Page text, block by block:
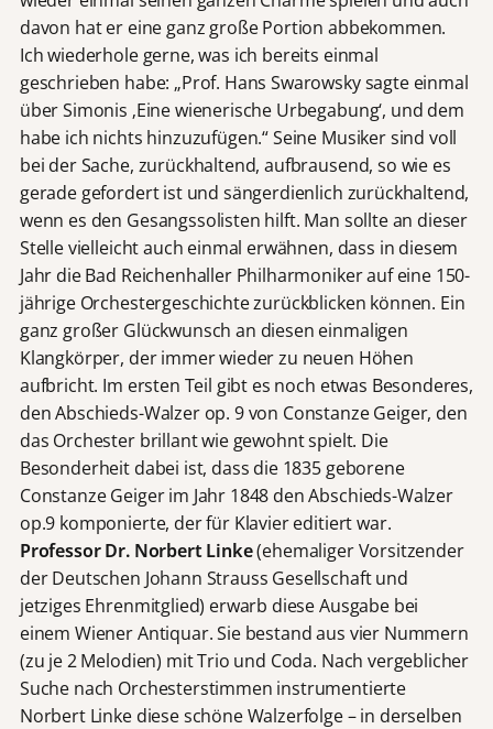
davon hat er eine ganz große Portion abbekommen.
Ich wiederhole gerne, was ich bereits einmal
geschrieben habe: „Prof. Hans Swarowsky sagte einmal
über Simonis ‚Eine wienerische Urbegabung‘, und dem
habe ich nichts hinzuzufügen.“ Seine Musiker sind voll
bei der Sache, zurückhaltend, aufbrausend, so wie es
gerade gefordert ist und sängerdienlich zurückhaltend,
wenn es den Gesangssolisten hilft. Man sollte an dieser
Stelle vielleicht auch einmal erwähnen, dass in diesem
Jahr die Bad Reichenhaller Philharmoniker auf eine 150-
jährige Orchestergeschichte zurückblicken können. Ein
ganz großer Glückwunsch an diesen einmaligen
Klangkörper, der immer wieder zu neuen Höhen
aufbricht. Im ersten Teil gibt es noch etwas Besonderes,
den Abschieds-Walzer op. 9 von Constanze Geiger, den
das Orchester brillant wie gewohnt spielt. Die
Besonderheit dabei ist, dass die 1835 geborene
Constanze Geiger im Jahr 1848 den Abschieds-Walzer
op.9 komponierte, der für Klavier editiert war.
Professor Dr. Norbert Linke(ehemaliger Vorsitzender
der Deutschen Johann Strauss Gesellschaft und
jetziges Ehrenmitglied) erwarb diese Ausgabe bei
einem Wiener Antiquar. Sie bestand aus vier Nummern
(zu je 2 Melodien) mit Trio und Coda. Nach vergeblicher
Suche nach Orchesterstimmen instrumentierte
Norbert Linke diese schöne Walzerfolge – in derselben